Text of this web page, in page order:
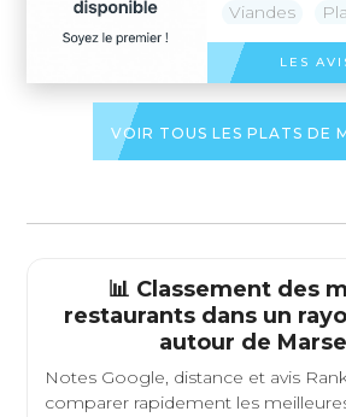
Viandes
LES
VOIR TOUS LES PLATS DE
📊 Classement des
restaurants dans un
autour de
Notes Google, distance et avis
comparer rapidement les